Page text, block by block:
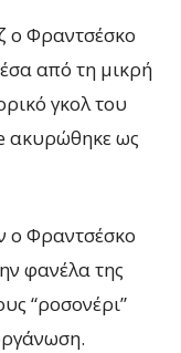
ο Φραντσέσκο
από τη μικρή
γκολ του
ακυρώθηκε ως
ο Φραντσέσκο
φανέλα της
“ροσονέρι”